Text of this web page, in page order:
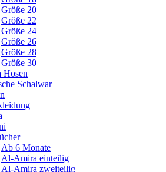
Größe 20
Größe 22
Größe 24
Größe 26
Größe 28
Größe 30
Hosen
Schalwar
Ab 6 Monate
Al-Amira einteilig
Al-Amira zweiteilig